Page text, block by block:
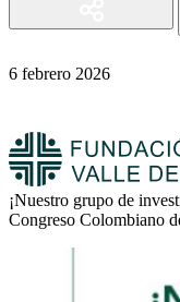
6 febrero 2026
¡Nuestro grupo de
Congreso Colombiano